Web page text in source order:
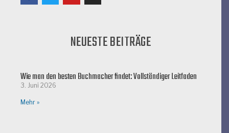
NEUESTE BEITRÄGE
Wie man den besten Buchmacher findet: Vollständiger Leitfaden
3. Juni 2026
Mehr »